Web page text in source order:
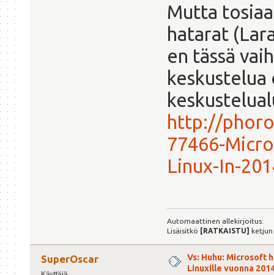
Mutta
hatarat
en tässä
keskustelua
http://
77466-
Linux-In-
Automaattinen allekirjoitus:
Lisäisitkö [RATKAISTU] ketjun
SuperOscar
Vs: Huhu: Microsoft
Linuxille vuonna